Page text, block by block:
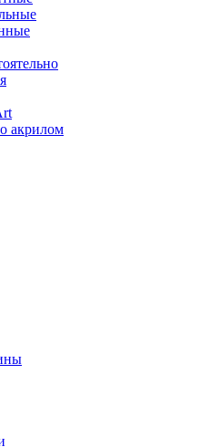
акрилом